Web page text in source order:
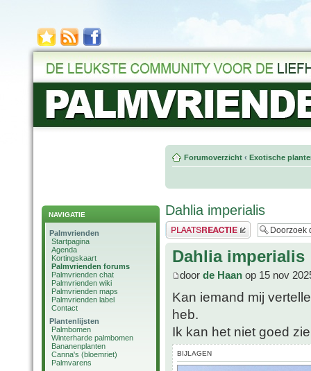
NAVIGATIE
Palmvrienden
Startpagina
Agenda
Kortingskaart
Palmvrienden forums
Palmvrienden chat
Palmvrienden wiki
Palmvrienden maps
Palmvrienden label
Contact
Plantenlijsten
Palmbomen
Winterharde palmbomen
Bananenplanten
Canna's (bloemriet)
Palmvarens
Forumoverzicht ‹ Exotische
Dahlia imperialis
Plaats een reactie
Dahlia imperialis
door de Haan op 15 nov
Kan iemand mij
heb.
Ik kan het niet goed
BIJLAGEN